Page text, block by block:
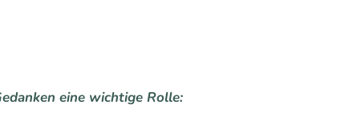
eine wichtige Rolle: